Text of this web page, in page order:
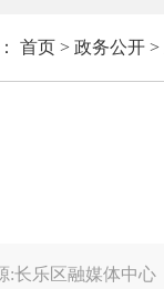
首页 > 政务公开 >
:长乐区融媒体中心